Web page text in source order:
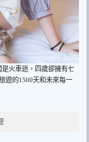
是火車迷，四歲卻擁有七
遊的1500天和未來每一